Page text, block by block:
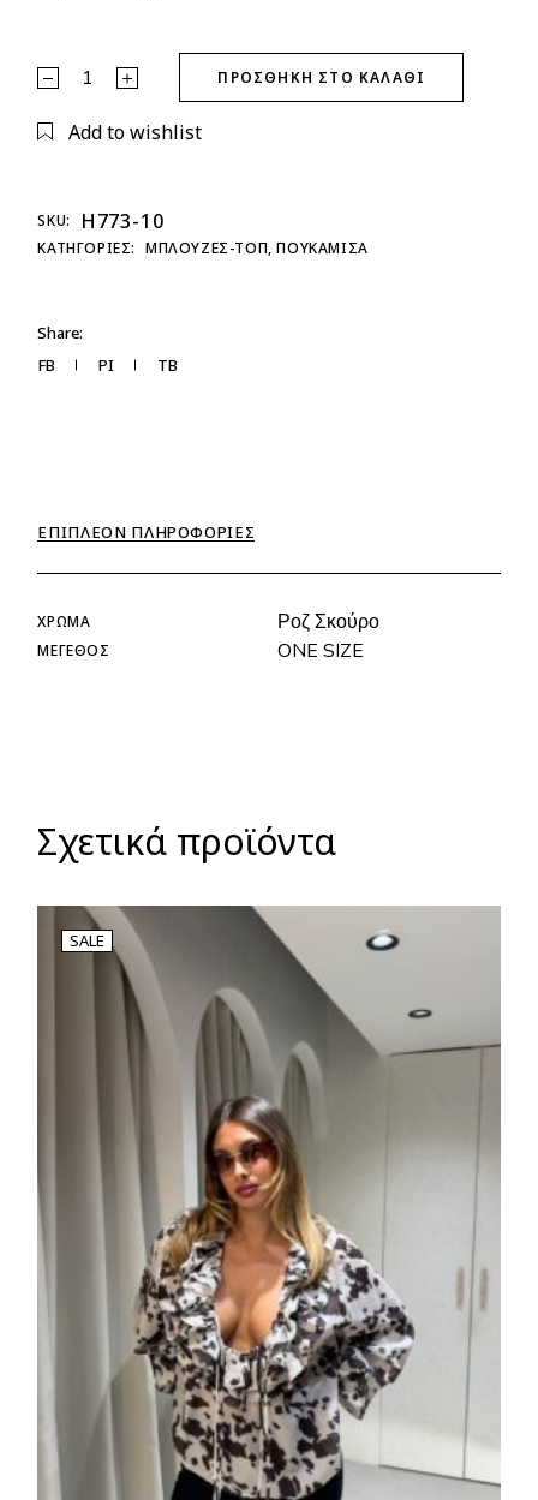
Πουκάμισο Διάφανο Ροζ Σκούρο quantity
ΠΡΟΣΘΉΚΗ ΣΤΟ ΚΑΛΆΘΙ
Add to wishlist
SKU: H773-10
ΚΑΤΗΓΟΡΊΕΣ: ΜΠΛΟΥΖΕΣ-ΤΟΠ,ΠΟΥΚΑΜΙΣΑ
Share:
FB
PI TB
ΕΠΙΠΛΈΟΝ ΠΛΗΡΟΦΟΡΊΕΣ
ΧΡΏΜΑ Ροζ Σκούρο
ΜΈΓΕΘΟΣ ONE SIZE
Σχετικά προϊόντα
SALE